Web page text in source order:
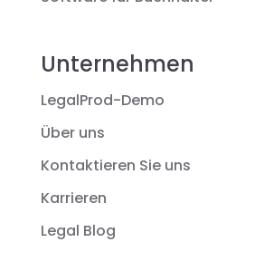
Unternehmen
LegalProd-Demo
Über uns
Kontaktieren Sie uns
Karrieren
Legal Blog